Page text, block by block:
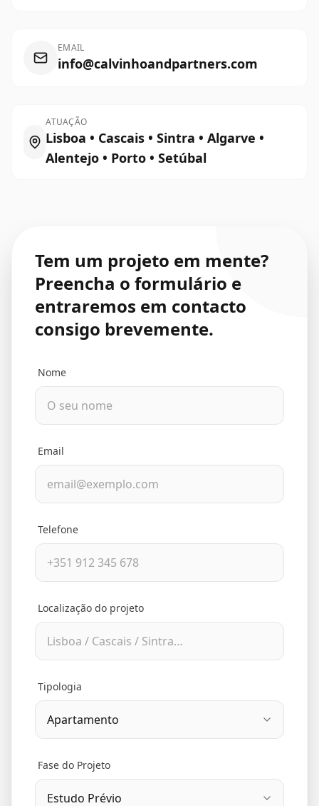
EMAIL
info@calvinhoandpartners.com
ATUAÇÃO
Lisboa • Cascais • Sintra • Algarve •
Alentejo • Porto • Setúbal
Tem um projeto em mente?
Preencha o formulário e
entraremos em contacto
consigo brevemente.
Nome
Email
Telefone
Localização do projeto
Tipologia
Fase do Projeto